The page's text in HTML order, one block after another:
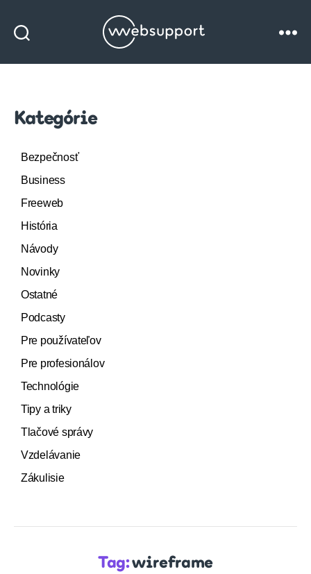
Websupport
Kategórie
Bezpečnosť
Business
Freeweb
História
Návody
Novinky
Ostatné
Podcasty
Pre používateľov
Pre profesionálov
Technológie
Tipy a triky
Tlačové správy
Vzdelávanie
Zákulisie
Tag:wireframe